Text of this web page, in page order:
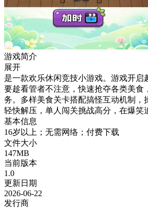
游戏简介
展开
是一款欢乐休闲竞技小游戏。游戏开启
要趁看管者不注意，快速抢夺各类美食
务。多样美食关卡搭配搞怪互动机制，
轻快解压，单人闯关挑战高分，在爆笑
基本信息
16岁以上；无需网络；付费下载
文件大小
147MB
当前版本
1.0
更新日期
2026-06-22
发行商